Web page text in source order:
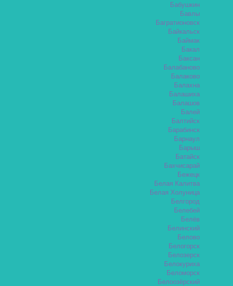
Бабушкин
Бавлы
Багратионовск
Байкальск
Баймак
Бакал
Баксан
Балабаново
Балаково
Балахна
Балашиха
Балашов
Балей
Балтийск
Барабинск
Барнаул
Барыш
Батайск
Бахчисарай
Бежецк
Белая Калитва
Белая Холуница
Белгород
Белебей
Белёв
Белинский
Белово
Белогорск
Белозерск
Белокуриха
Беломорск
Белоозёрский